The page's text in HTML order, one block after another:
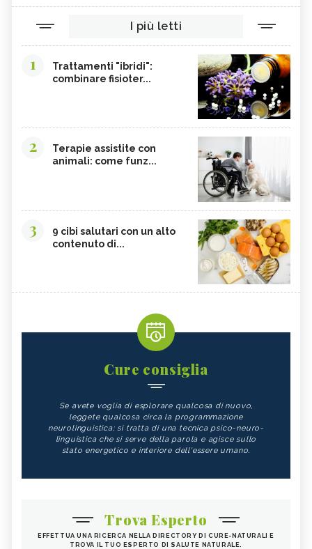
I più letti
1
Trattamenti "ibridi":
combinare fisioter...
2
Terapie assistite con
animali: come funz...
3
9 cibi salutari con un alto
contenuto di...
Cure consiglia
Se avete voglia di esplorare qualcosa di nuovo,
leggete qualcosa circa la programmazione
neurolinguistica; si tratta di una tecnica psico-neuro-
linguistica che si serve della parola e agisce sullo
stato energetico e interiore dell'essere umano.
Trova Esperto
EFFETTUA UNA RICERCA NELLA DIRECTORY DI CURE-NATURALI E
TROVA IL TUO ESPERTO DI SALUTE NATURALE.